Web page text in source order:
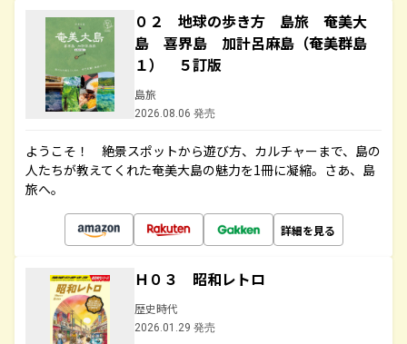
０２ 地球の歩き方 島旅 奄美大
島 喜界島 加計呂麻島（奄美群島
１） ５訂版
島旅
2026.08.06 発売
ようこそ！ 絶景スポットから遊び方、カルチャーまで、島の
人たちが教えてくれた奄美大島の魅力を1冊に凝縮。さあ、島
旅へ。
詳細を見る
Ｈ０３ 昭和レトロ
歴史時代
2026.01.29 発売